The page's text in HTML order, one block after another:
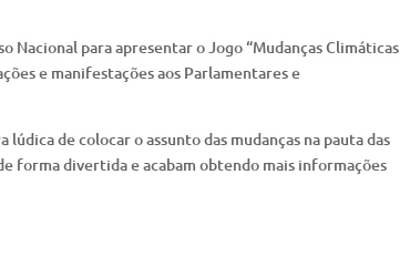
Nacional para apresentar o Jogo “Mudanças Climáticas
e manifestações aos Parlamentares e
lúdica de colocar o assunto das mudanças na pauta das
forma divertida e acabam obtendo mais informações